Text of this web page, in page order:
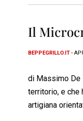
Il
BEPPEGRILLO.IT -
di Massimo De
territorio, e che
artigiana